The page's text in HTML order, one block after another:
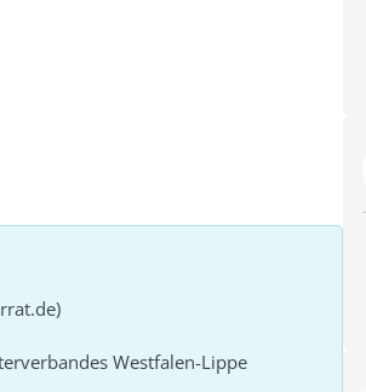
Westfalen-Lippe